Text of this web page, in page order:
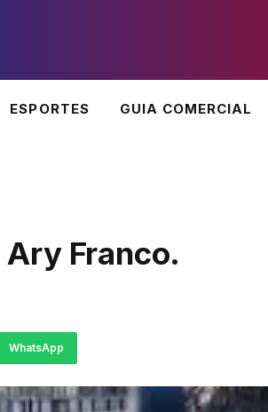
ESPORTES GUIA COMERCIAL
Franco.
WhatsApp